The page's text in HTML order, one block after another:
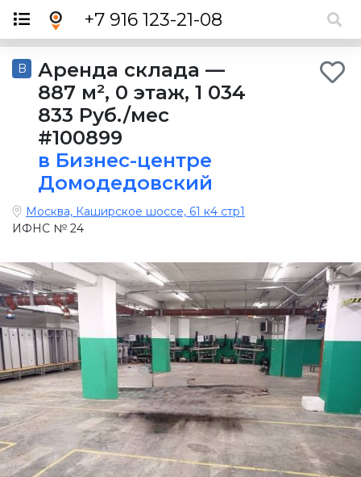
+7 916 123-21-08
B Аренда склада —
887 м², 0 этаж, 1 034
833 Руб./мес
#100899
в Бизнес-центре
Домодедовский
Москва, Каширское шоссе, 61 к4 стр1
ИФНС № 24